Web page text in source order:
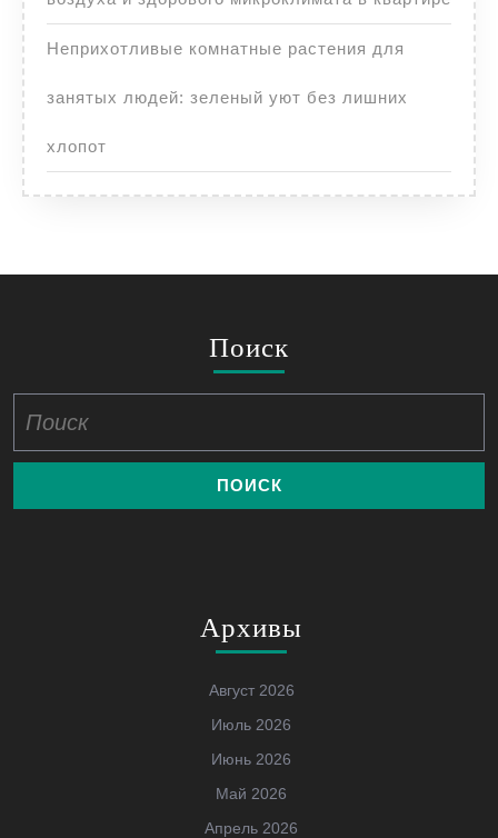
Неприхотливые комнатные растения для
занятых людей: зеленый уют без лишних
хлопот
Поиск
Архивы
Август 2026
Июль 2026
Июнь 2026
Май 2026
Апрель 2026